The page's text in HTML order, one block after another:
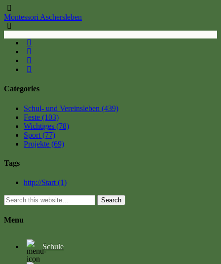
Montessori Aschersleben
Categories
Schul- und Vereinsleben (439)
Feste (103)
Wichtiges (78)
Sport (77)
Projekte (69)
Tags
http://Start (1)
Search
Menu
Schule